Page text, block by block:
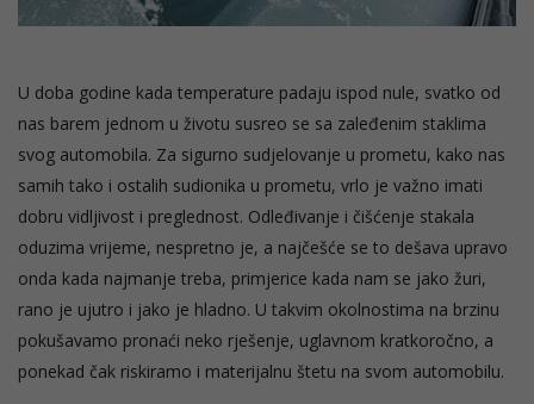
U doba godine kada temperature padaju ispod nule, svatko od
nas barem jednom u životu susreo se sa zaleđenim staklima
svog automobila. Za sigurno sudjelovanje u prometu, kako nas
samih tako i ostalih sudionika u prometu, vrlo je važno imati
dobru vidljivost i preglednost. Odleđivanje i čišćenje stakala
oduzima vrijeme, nespretno je, a najčešće se to dešava upravo
onda kada najmanje treba, primjerice kada nam se jako žuri,
rano je ujutro i jako je hladno. U takvim okolnostima na brzinu
pokušavamo pronaći neko rješenje, uglavnom kratkoročno, a
ponekad čak riskiramo i materijalnu štetu na svom automobilu.